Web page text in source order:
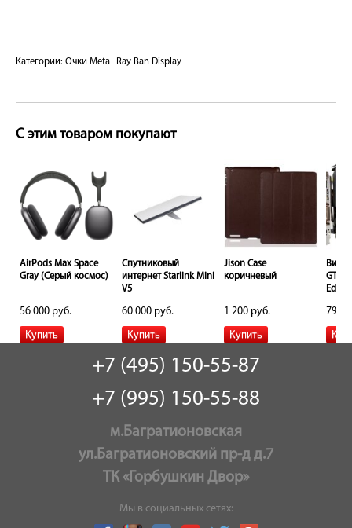
Категории: Очки Meta Ray Ban Display
С этим товаром покупают
AirPods Max Space
Gray (Серый космос)
56 000 руб.
Спутниковый
интернет Starlink Mini
V5
60 000 руб.
Jison Сase
коричневый
1 200 руб.
GTX
79
+7 (495) 150-55-87
+7 (995) 150-55-88
м.Багратионовская
ул.Багратионовский пр-д д.7
ТК «Горбушкин Двор»
Мы в социальных сетях: